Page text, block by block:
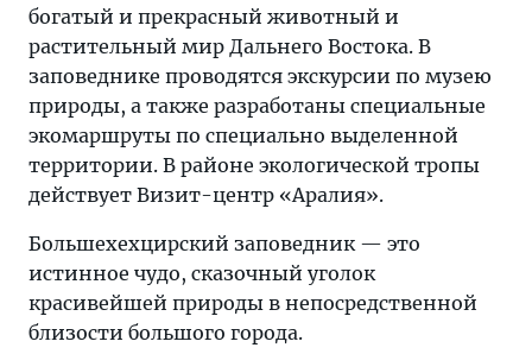
богатый и прекрасный животный и
растительный мир Дальнего Востока. В
заповеднике проводятся экскурсии по музею
природы, а также разработаны специальные
экомаршруты по специально выделенной
территории. В районе экологической тропы
действует Визит-центр «Аралия».
Большехехцирский заповедник — это
истинное чудо, сказочный уголок
красивейшей природы в непосредственной
близости большого города.